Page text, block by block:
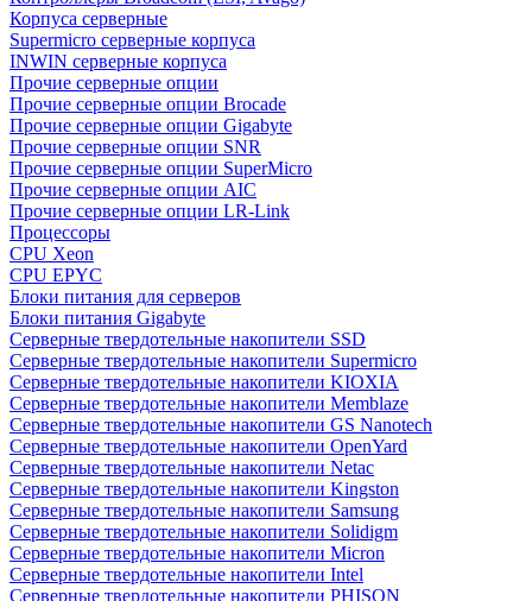
Корпуса серверные
Supermicro серверные корпуса
INWIN серверные корпуса
Прочие серверные опции
Прочие серверные опции Brocade
Прочие серверные опции Gigabyte
Прочие серверные опции SNR
Прочие серверные опции SuperMicro
Прочие серверные опции AIC
Прочие серверные опции LR-Link
Процессоры
CPU Xeon
CPU EPYC
Блоки питания для серверов
Блоки питания Gigabyte
Серверные твердотельные накопители SSD
Cерверные твердотельные накопители Supermicro
Cерверные твердотельные накопители KIOXIA
Cерверные твердотельные накопители Memblaze
Cерверные твердотельные накопители GS Nanotech
Серверные твердотельные накопители OpenYard
Серверные твердотельные накопители Netac
Cерверные твердотельные накопители Kingston
Cерверные твердотельные накопители Samsung
Cерверные твердотельные накопители Solidigm
Cерверные твердотельные накопители Micron
Cерверные твердотельные накопители Intel
Cерверные твердотельные накопители PHISON